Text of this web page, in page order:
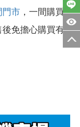
門市 ，一間購買
免擔心購買有